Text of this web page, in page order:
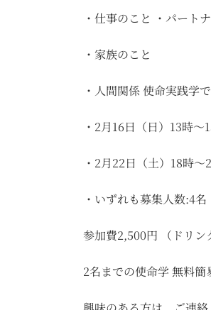
・仕事のこと ・パート
・家族のこと
・人間関係 使命実践学
・2月16日（日）13時〜
・2月22日（土）18時～
・いずれも募集人数:4名
参加費2,500円 （ドリン
2名までの使命学 無料簡